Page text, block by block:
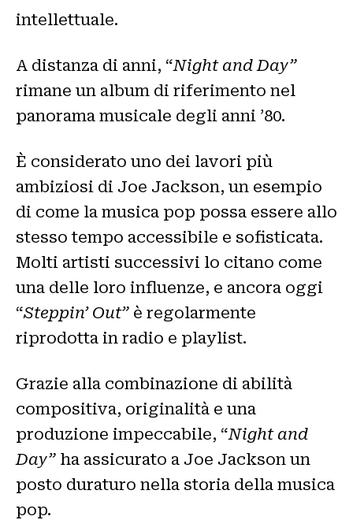
intellettuale.
A distanza di anni, “Night and Day”
rimane un album di riferimento nel
panorama musicale degli anni ’80.
È considerato uno dei lavori più
ambiziosi di Joe Jackson, un esempio
di come la musica pop possa essere allo
stesso tempo accessibile e sofisticata.
Molti artisti successivi lo citano come
una delle loro influenze, e ancora oggi
“Steppin’ Out” è regolarmente
riprodotta in radio e playlist.
Grazie alla combinazione di abilità
compositiva, originalità e una
produzione impeccabile, “Night and
Day” ha assicurato a Joe Jackson un
posto duraturo nella storia della musica
pop.